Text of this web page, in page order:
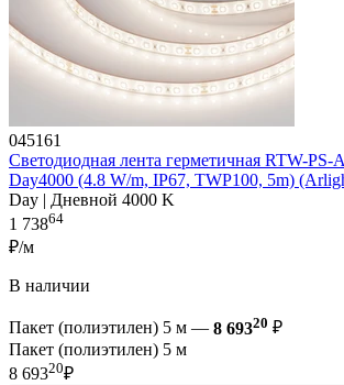
045161
Светодиодная лента герметичная RTW-PS-
Day4000 (4.8 W/m, IP67, TWP100, 5m)
Day | Дневной 4000 K
1 73864
₽/м
В наличии
Пакет (полиэтилен) 5 м — 8 69320 ₽
Пакет (полиэтилен) 5 м
8 69320₽